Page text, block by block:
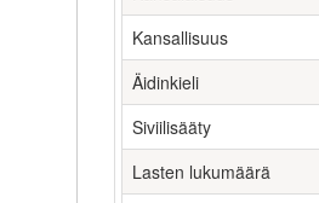
Kansallisuus
Äidinkieli
Siviilisääty
Lasten lukumäärä